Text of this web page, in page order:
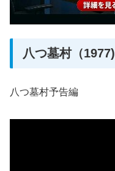
八つ墓村（1977)
八つ墓村予告編